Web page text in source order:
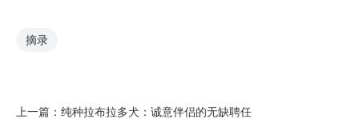
摘录
上一篇： 纯种拉布拉多犬：诚意伴侣的无缺聘任